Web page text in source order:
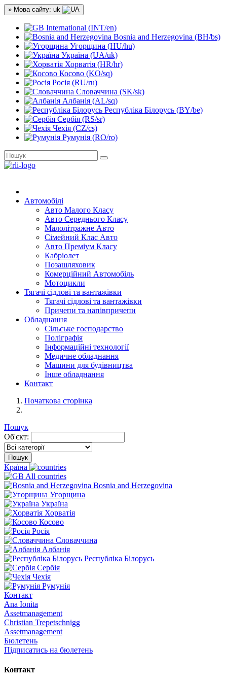
» Мова сайту: uk
International (INT/en)
Bosnia and Herzegovina (BH/bs)
Угорщина (HU/hu)
Україна (UA/uk)
Хорватія (HR/hr)
Косово (KO/sq)
Росія (RU/ru)
Словаччина (SK/sk)
Албанія (AL/sq)
Республіка Білорусь (BY/be)
Сербія (RS/sr)
Чехія (CZ/cs)
Румунія (RO/ro)
Автомобілі
Авто Малого Класу
Авто Середнього Класу
Малолітражне Авто
Сімейний Клас Авто
Авто Преміум Класу
Кабріолет
Позашляховик
Комерційний Автомобіль
Мотоцикли
Тягачі сідлові та вантажівки
Тягачі сідлові та вантажівки
Причепи та напівпричепи
Обладнання
Сільське господарство
Поліграфія
Інформаційні технології
Медичне обладнання
Машини для будівництва
Інше обладнання
Контакт
Початкова сторінка
Пошук
Об'єкт:
Пошук
Країна
All countries
Bosnia and Herzegovina
Угорщина
Україна
Хорватія
Косово
Росія
Словаччина
Албанія
Республіка Білорусь
Сербія
Чехія
Румунія
Контакт
Ana Ionita
Assetmanagement
Christian Trepetschnigg
Assetmanagement
Бюлетень
Підписатись на бюлетень
Контакт